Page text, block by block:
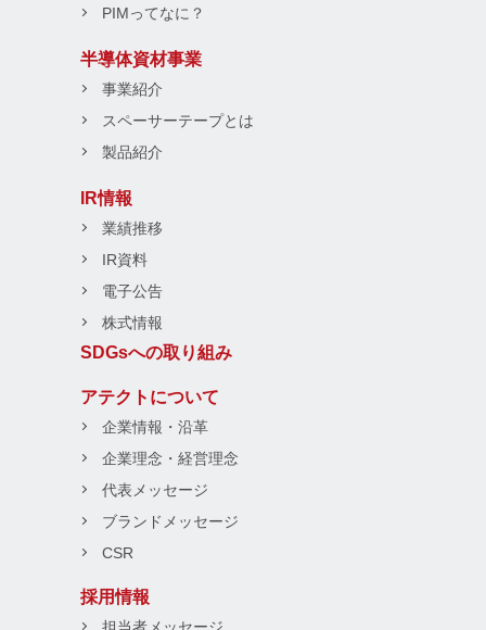
PIMってなに？
半導体資材事業
事業紹介
スペーサーテープとは
製品紹介
IR情報
業績推移
IR資料
電子公告
株式情報
SDGsへの取り組み
アテクトについて
企業情報・沿革
企業理念・経営理念
代表メッセージ
ブランドメッセージ
CSR
採用情報